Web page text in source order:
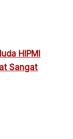
HIPMI
Sangat